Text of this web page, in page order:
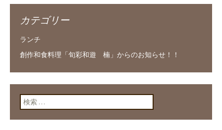
カテゴリー
ランチ
創作和食料理「旬彩和遊 楠」からのお知らせ！！
検索: